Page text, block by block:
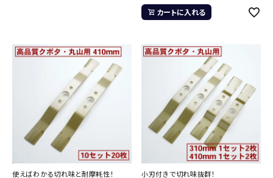
カートに入れる
使えばわかる切れ味と耐摩耗性！ 小刃付きで切れ味抜群！